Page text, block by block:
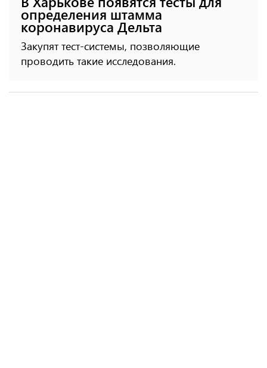
определения штамма
коронавируса Дельта
Закупят тест-системы, позволяющие
проводить такие исследования.